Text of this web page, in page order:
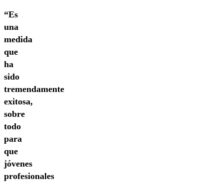
“Es
una
medida
que
ha
sido
tremendamente
exitosa,
sobre
todo
para
que
jóvenes
profesionales